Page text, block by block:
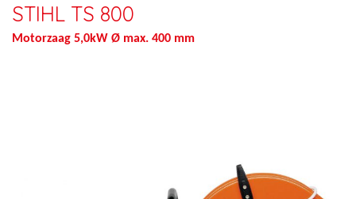
STIHL TS 800
Motorzaag 5,0kW Ø max. 400 mm